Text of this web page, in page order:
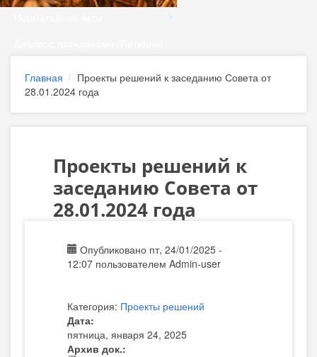
Главная
Проекты решений к заседанию Совета от
28.01.2024 года
Проекты решений к
заседанию Совета от
28.01.2024 года
Опубликовано пт, 24/01/2025 -
12:07 пользователем Admin-user
Категория: Проекты решений
Дата:
пятница, января 24, 2025
Архив док.: